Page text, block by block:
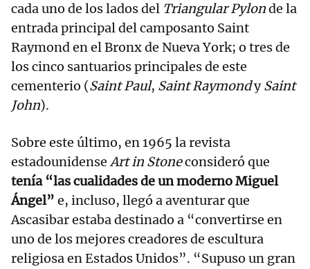
cada uno de los lados del Triangular Pylonde la
entrada principal del camposanto Saint
Raymond en el Bronx de Nueva York; o tres de
los cinco santuarios principales de este
cementerio (Saint Paul, Saint RaymondySaint
John).
Sobre este último, en 1965 la revista
estadounidenseArt in Stoneconsideró que
tenía “las cualidades de un moderno Miguel
Ángel” e, incluso, llegó a aventurar que
Ascasibar estaba destinado a “convertirse en
uno de los mejores creadores de escultura
religiosa en Estados Unidos”. “Supuso un gran